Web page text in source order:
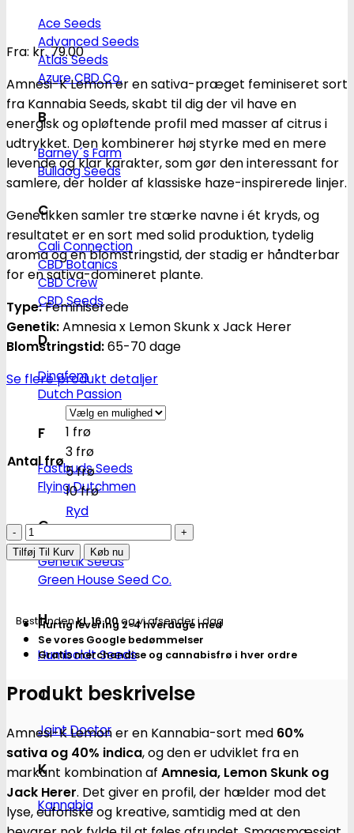
Ace Seeds
Advanced Seeds
Atlas Seeds
Azure CBD Co.
B
Barney´s Farm
Bulldog Seeds
C
Cali Connection
CBD Botanics
CBD Crew
CBD Seeds
D
Dinafem
Dutch Passion
F
Fastbuds Seeds
Flying Dutchmen
G
Genetik Seeds
Green House Seed Co.
H
Humboldt Seeds
J
Joint Doctor
K
Kannabia
Fra: kr.79.00
Amnesi-K Lemon er en sativa-præget feminiseret sort
fra Kannabia Seeds, skabt til dig der vil have en
energisk og opløftende profil med masser af citrus i
udtrykket. Den kombinerer høj styrke med en mere
levende og klar karakter, som gør den interessant for
samlere, der holder af klassiske haze-inspirerede linjer.
Genetikken samler tre stærke navne i ét kryds, og
resultatet er en sort med solid produktion, tydelig
aroma og en blomstringstid, der stadig er håndterbar
for en sativa-domineret plante.
Type:Feminiserede
Genetik:Amnesia x Lemon Skunk x Jack Herer
Blomstringstid:65-70 dage
Se flere produkt detaljer
Antal frø
1 frø
3 frø
5 frø
10 frø
Ryd
Amnesi-
K
Lemon
Feminiserede
skunkfrø
-
Seeds
Tilføj Til Kurv Køb nu
Bestil indenkl. 16.00og vi afsender i dag
Hurtig levering 2-4 hverdage med
Se vores Google bedømmelser
Gratis merchandise og cannabisfrø i hver ordre
Produkt beskrivelse
Amnesi-K Lemon er en Kannabia-sort med 60%
sativa og 40% indica, og den er udviklet fra en
markant kombination af Amnesia, Lemon Skunk og
Jack Herer. Det giver en profil, der hælder mod det
lyse, euforiske og kreative, samtidig med at den